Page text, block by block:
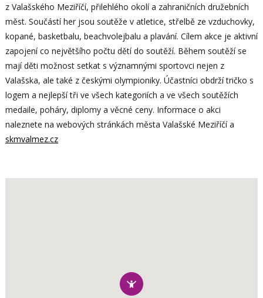
z Valašského Meziříčí, přilehlého okolí a zahraničních družebních
měst. Součástí her jsou soutěže v atletice, střelbě ze vzduchovky,
kopané, basketbalu, beachvolejbalu a plavání. Cílem akce je aktivní
zapojení co největšího počtu dětí do soutěží. Během soutěží se
mají děti možnost setkat s významnými sportovci nejen z
Valašska, ale také z českými olympioniky. Účastníci obdrží tričko s
logem a nejlepší tři ve všech kategoriích a ve všech soutěžích
medaile, poháry, diplomy a věcné ceny. Informace o akci
naleznete na webových stránkách města Valašské Meziříčí a
skmvalmez.cz